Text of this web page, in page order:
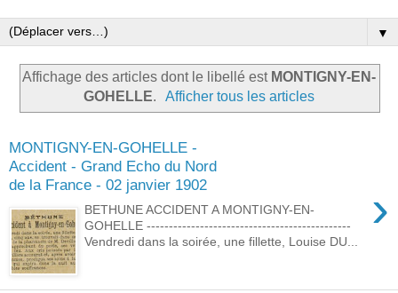
▼
Affichage des articles dont le libellé est MONTIGNY-EN-
GOHELLE. Afficher tous les articles
MONTIGNY-EN-GOHELLE -
Accident - Grand Echo du Nord
de la France - 02 janvier 1902
›
BETHUNE ACCIDENT A MONTIGNY-EN-
GOHELLE ----------------------------------------------
Vendredi dans la soirée, une fillette, Louise DU...